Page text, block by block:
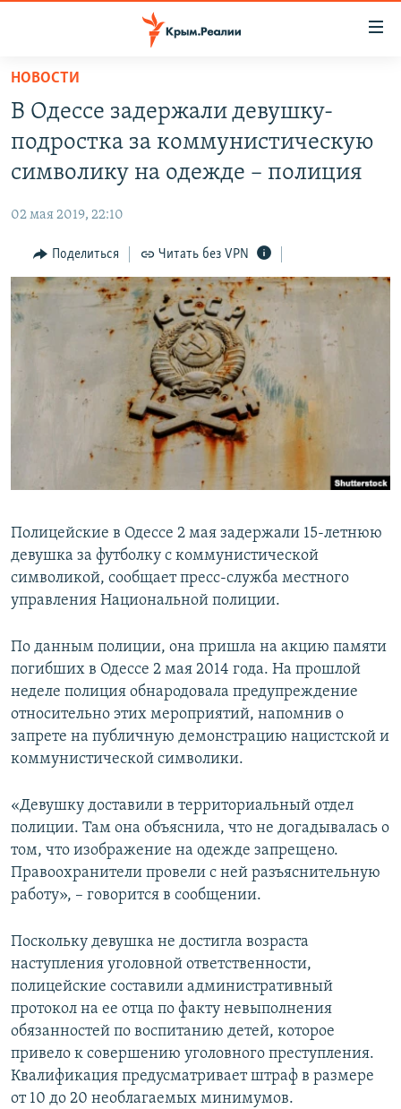
Вернуться
основному
содержанию
Вернутся
главной
Вернутся
поиску
СПЕЦПРОЕКТЫ
11 ЛЕТ ОККУПАЦИИ КРЫМА. 11 ИСТОРИЙ СОПРОТИВЛЕНИЯ
ВОДА
ЕЩЕ
ИНТЕРАКТИВ
ИНФОГРАФИКА
ТЕЛЕПРОЕКТ КРЫМ.РЕАЛИИ
СОВЕТЫ ПРАВОЗАЩИТНИКОВ
ПРОПАВШИЕ БЕЗ ВЕСТИ
ПОБЕДИТЕЛЕЙ НЕ СУДЯТ?
КРЫМ.НЕПОКОРЕННЫЙ
ELIFBE
РАДІО СВОБОДА
КАК ОБОЙТИ БЛОКИРОВКУ
Українською
ПРИСОЕДИНЯЙТЕСЬ!
Все сайты RFE/RL
НОВОСТИ
В Одессе задержали девушку-
подростка за коммунистическую
символику на одежде – полиция
02 мая 2019, 22:10
Поделиться Читать без VPN
Полицейские в Одессе 2 мая задержали 15-летнюю
девушка за футболку с коммунистической
символикой, сообщает пресс-служба местного
управления Национальной полиции.
По данным полиции, она пришла на акцию памяти
погибших в Одессе 2 мая 2014 года. На прошлой
неделе полиция обнародовала предупреждение
относительно этих мероприятий, напомнив о
запрете на публичную демонстрацию нацистской и
коммунистической символики.
«Девушку доставили в территориальный отдел
полиции. Там она объяснила, что не догадывалась о
том, что изображение на одежде запрещено.
Правоохранители провели с ней разъяснительную
работу», – говорится в сообщении.
Поскольку девушка не достигла возраста
наступления уголовной ответственности,
полицейские составили административный
протокол на ее отца по факту невыполнения
обязанностей по воспитанию детей, которое
привело к совершению уголовного преступления.
Квалификация предусматривает штраф в размере
от 10 до 20 необлагаемых минимумов.